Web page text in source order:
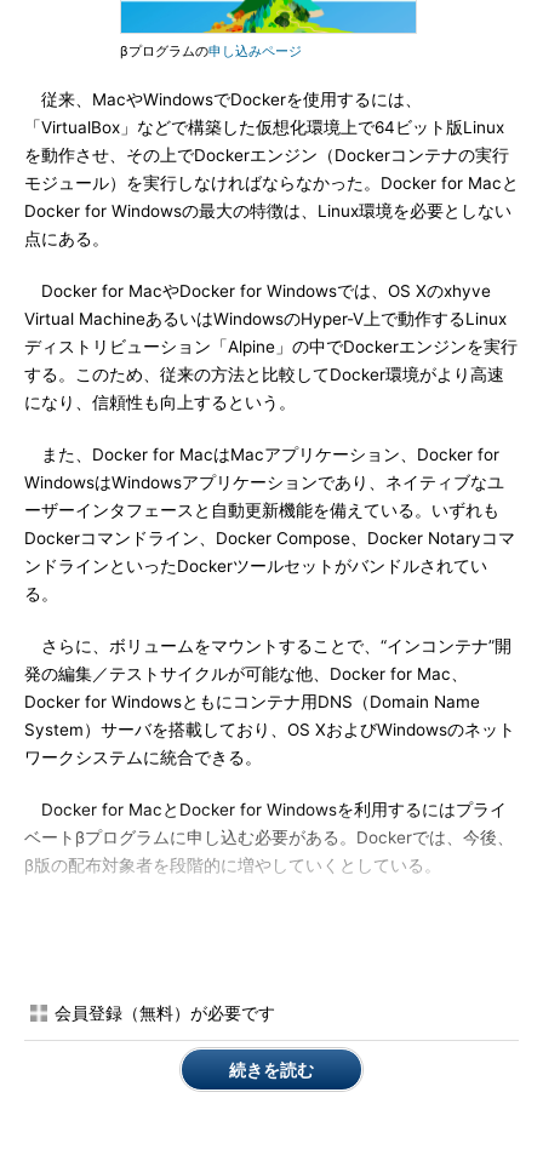
βプログラムの申し込みページ
従来、MacやWindowsでDockerを使用するには、
「VirtualBox」などで構築した仮想化環境上で64ビット版Linux
を動作させ、その上でDockerエンジン（Dockerコンテナの実行
モジュール）を実行しなければならなかった。Docker for Macと
Docker for Windowsの最大の特徴は、Linux環境を必要としない
点にある。
Docker for MacやDocker for Windowsでは、OS Xのxhyve
Virtual MachineあるいはWindowsのHyper-V上で動作するLinux
ディストリビューション「Alpine」の中でDockerエンジンを実行
する。このため、従来の方法と比較してDocker環境がより高速
になり、信頼性も向上するという。
また、Docker for MacはMacアプリケーション、Docker for
WindowsはWindowsアプリケーションであり、ネイティブなユ
ーザーインタフェースと自動更新機能を備えている。いずれも
Dockerコマンドライン、Docker Compose、Docker Notaryコマ
ンドラインといったDockerツールセットがバンドルされてい
る。
さらに、ボリュームをマウントすることで、“インコンテナ”開
発の編集／テストサイクルが可能な他、Docker for Mac、
Docker for Windowsともにコンテナ用DNS（Domain Name
System）サーバを搭載しており、OS XおよびWindowsのネット
ワークシステムに統合できる。
Docker for MacとDocker for Windowsを利用するにはプライ
ベートβプログラムに申し込む必要がある。Dockerでは、今後、
β版の配布対象者を段階的に増やしていくとしている。
時点では、Hyper-VをサポートするWindows 10にのみ対応してい
会員登録（無料）が必要です
続きを読む